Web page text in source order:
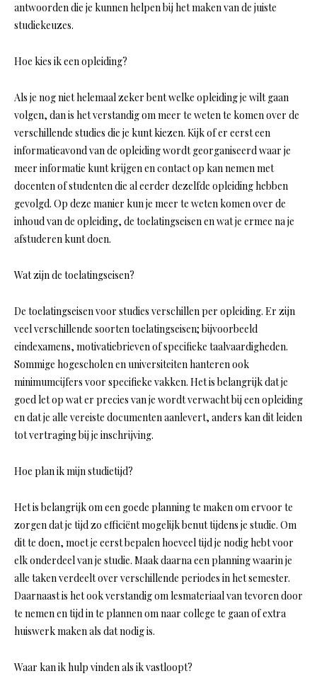
antwoorden die je kunnen helpen bij het maken van de juiste
studiekeuzes.
Hoe kies ik een opleiding?
Als je nog niet helemaal zeker bent welke opleiding je wilt gaan
volgen, dan is het verstandig om meer te weten te komen over de
verschillende studies die je kunt kiezen. Kijk of er eerst een
informatieavond van de opleiding wordt georganiseerd waar je
meer informatie kunt krijgen en contact op kan nemen met
docenten of studenten die al eerder dezelfde opleiding hebben
gevolgd. Op deze manier kun je meer te weten komen over de
inhoud van de opleiding, de toelatingseisen en wat je ermee na je
afstuderen kunt doen.
Wat zijn de toelatingseisen?
De toelatingseisen voor studies verschillen per opleiding. Er zijn
veel verschillende soorten toelatingseisen; bijvoorbeeld
eindexamens, motivatiebrieven of specifieke taalvaardigheden.
Sommige hogescholen en universiteiten hanteren ook
minimumcijfers voor specifieke vakken. Het is belangrijk dat je
goed let op wat er precies van je wordt verwacht bij een opleiding
en dat je alle vereiste documenten aanlevert, anders kan dit leiden
tot vertraging bij je inschrijving.
Hoe plan ik mijn studietijd?
Het is belangrijk om een goede planning te maken om ervoor te
zorgen dat je tijd zo efficiënt mogelijk benut tijdens je studie. Om
dit te doen, moet je eerst bepalen hoeveel tijd je nodig hebt voor
elk onderdeel van je studie. Maak daarna een planning waarin je
alle taken verdeelt over verschillende periodes in het semester.
Daarnaast is het ook verstandig om lesmateriaal van tevoren door
te nemen en tijd in te plannen om naar college te gaan of extra
huiswerk maken als dat nodig is.
Waar kan ik hulp vinden als ik vastloopt?